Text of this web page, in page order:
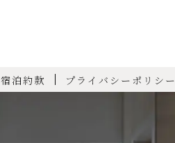
宿泊約款 プライバシーポリシー